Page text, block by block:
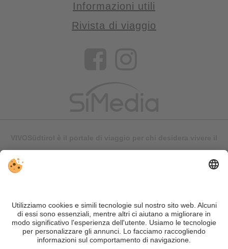
Informazioni utili
Rivista di viaggio
contenuti, si possono verificare errori. Non garantiamo la
correttezza e la completezza di tutte le informazioni. Per
motivi di sicurezza, si prega di verificare chiedendo